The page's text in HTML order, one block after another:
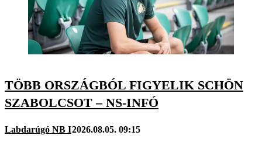
TÖBB ORSZÁGBÓL FIGYELIK SCHÖN
SZABOLCSOT – NS-INFÓ
Labdarúgó NB I2026.08.05. 09:15